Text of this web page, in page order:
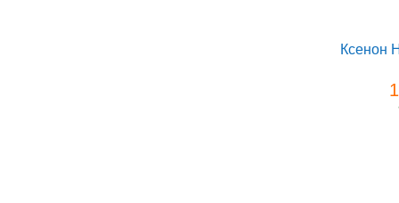
Ксенон